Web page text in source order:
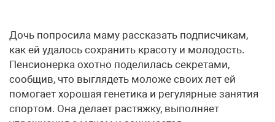
Дочь попросила маму рассказать подписчикам,
как ей удалось сохранить красоту и молодость.
Пенсионерка охотно поделилась секретами,
сообщив, что выглядеть моложе своих лет ей
помогает хорошая генетика и регулярные занятия
спортом. Она делает растяжку, выполняет